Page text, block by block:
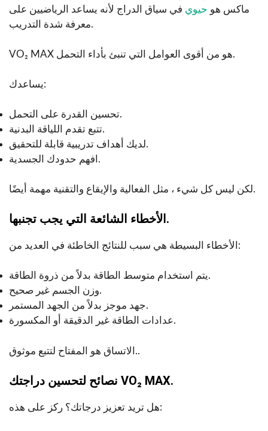
ماكس هو حيوي في سياق الدراج لأنه يساعد الرياضيين على
معرفة شدة التدريب.
VO₂ MAX هو من أقوى العوامل التي تنبئ بأداء التحمل.
يساعدك:
تحسين القدرة على التحمل.
تتبع تقدم اللياقة البدنية.
لديك أهداف تدريبية قابلة للتحقيق.
افهم حدودك الجسدية.
لكن ليس كل شيء ، مثل الفعالية والإيقاع والتقنية مهمة أيضًا.
الأخطاء الشائعة التي يجب تجنبها.
الأخطاء البسيطة هي سبب للنتائج الخاطئة في العديد من:
يتم استخدام متوسط الطاقة بدلاً من ذروة الطاقة.
وزن الجسم غير صحيح.
جهد موجز بدلاً من الجهد المستمر.
عدادات الطاقة غير الدقيقة أو المكسورة.
الاتساق هو المفتاح لتتبع موثوق..
نصائح لتحسين دراجتك VO₂ MAX.
هل تريد تعزيز درجاتك؟ ركز على هذه: